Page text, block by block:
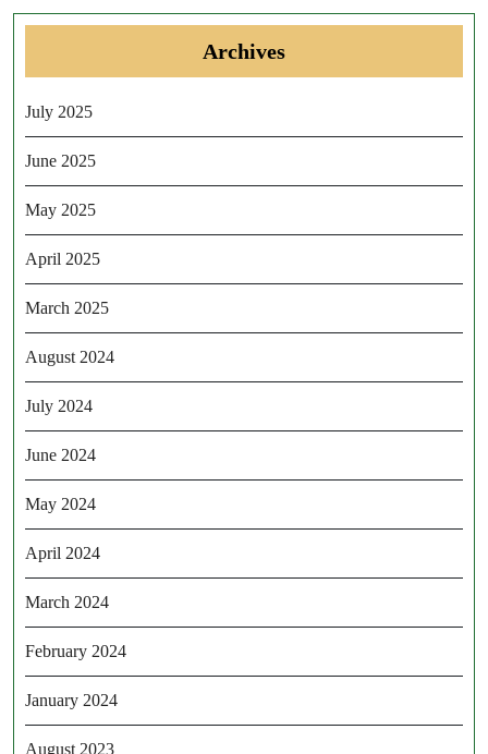
Archives
July 2025
June 2025
May 2025
April 2025
March 2025
August 2024
July 2024
June 2024
May 2024
April 2024
March 2024
February 2024
January 2024
August 2023